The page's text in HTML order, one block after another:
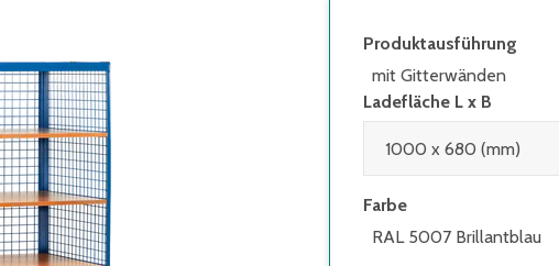
Produktausführung
mit Gitterwänden
Ladefläche L x B
Farbe
RAL 5007 Brillantblau